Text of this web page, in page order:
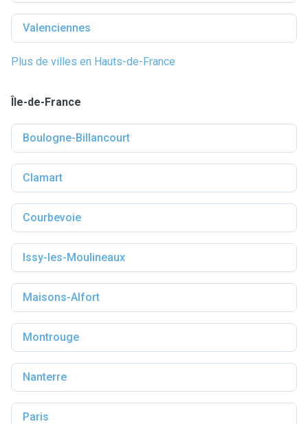
Valenciennes
Plus de villes en Hauts-de-France
Île-de-France
Boulogne-Billancourt
Clamart
Courbevoie
Issy-les-Moulineaux
Maisons-Alfort
Montrouge
Nanterre
Paris